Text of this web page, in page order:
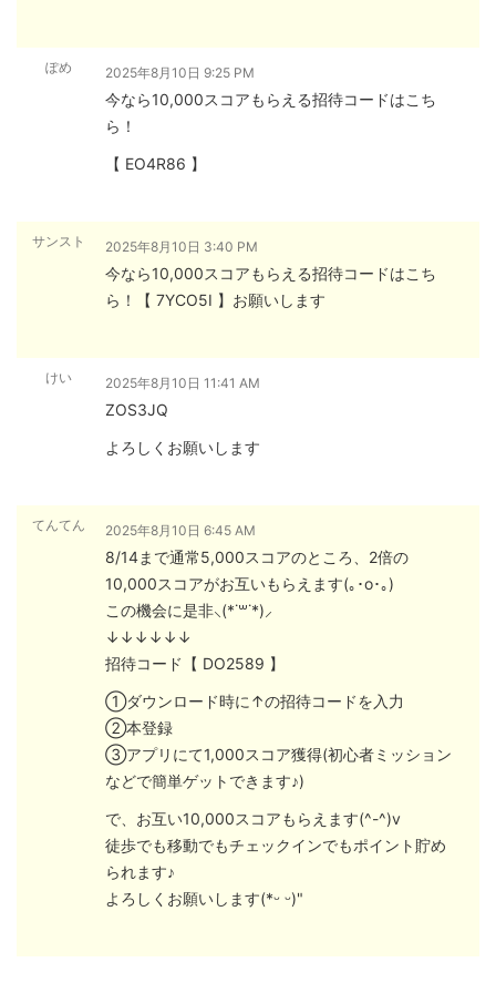
ぽめ 2025年8月10日 9:25 PM
今なら10,000スコアもらえる招待コードはこち
ら！
【 EO4R86 】
サンスト 2025年8月10日 3:40 PM
今なら10,000スコアもらえる招待コードはこち
ら！【 7YCO5I 】お願いします
けい 2025年8月10日 11:41 AM
ZOS3JQ
よろしくお願いします
てんてん 2025年8月10日 6:45 AM
8/14まで通常5,000スコアのところ、2倍の
10,000スコアがお互いもらえます(｡･о･｡)
この機会に是非⸜(*˙꒳˙*)⸝
↓↓↓↓↓↓
招待コード【 DO2589 】
①ダウンロード時に↑の招待コードを入力
②本登録
③アプリにて1,000スコア獲得(初心者ミッション
などで簡単ゲットできます♪)
で、お互い10,000スコアもらえます(^-^)v
徒歩でも移動でもチェックインでもポイント貯め
られます♪
よろしくお願いします(*ᵕ ᵕ)"